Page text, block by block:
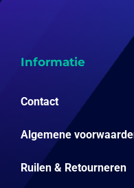
Informatie
Contact
Algemene
Ruilen & Retourneren